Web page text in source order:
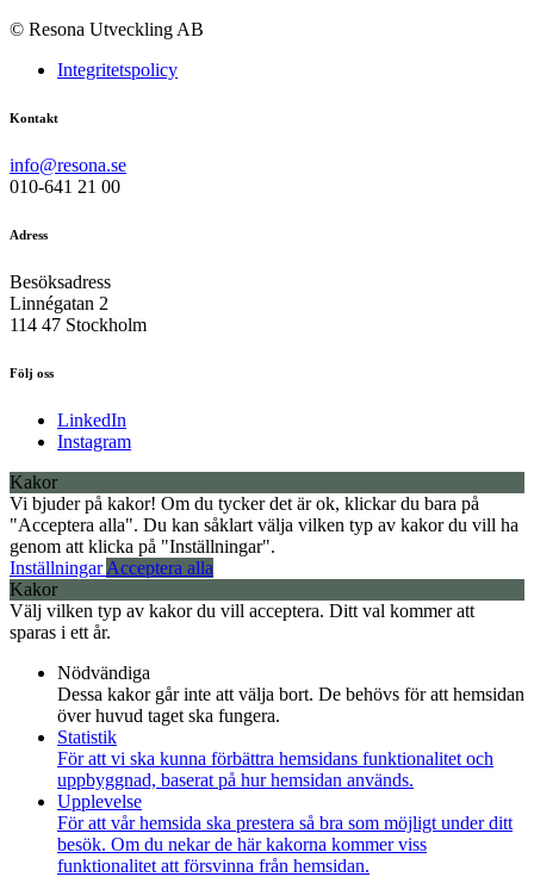
© Resona Utveckling AB
Integritetspolicy
Kontakt
info@resona.se
010-641 21 00
Adress
Besöksadress
Linnégatan 2
114 47 Stockholm
Följ oss
LinkedIn
Instagram
Kakor
Vi bjuder på kakor! Om du tycker det är ok, klickar du bara på
"Acceptera alla". Du kan såklart välja vilken typ av kakor du vill ha
genom att klicka på "Inställningar".
InställningarAcceptera alla
Kakor
Välj vilken typ av kakor du vill acceptera. Ditt val kommer att
sparas i ett år.
Nödvändiga
Dessa kakor går inte att välja bort. De behövs för att hemsidan
över huvud taget ska fungera.
Statistik
För att vi ska kunna förbättra hemsidans funktionalitet och
uppbyggnad, baserat på hur hemsidan används.
Upplevelse
För att vår hemsida ska prestera så bra som möjligt under ditt
besök. Om du nekar de här kakorna kommer viss
funktionalitet att försvinna från hemsidan.